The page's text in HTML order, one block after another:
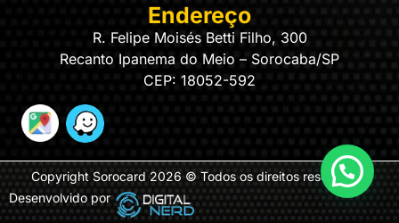
Endereço
R. Felipe Moisés Betti Filho, 300
Recanto Ipanema do Meio – Sorocaba/SP
CEP: 18052-592
Copyright Sorocard 2026 © Todos os direitos reservados
Desenvolvido por